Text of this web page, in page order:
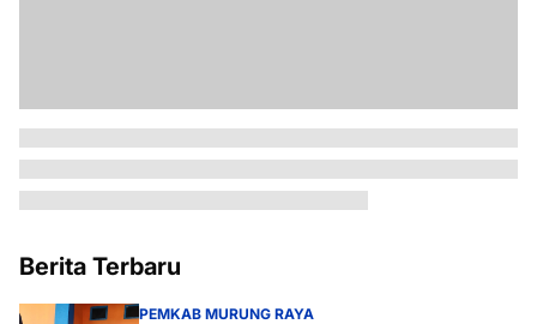
Berita Terbaru
PEMKAB MURUNG RAYA